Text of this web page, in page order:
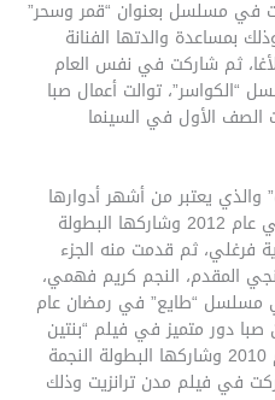
في مسلسل بعنوان “قمر وسحر”
تم عرضه في عام 1998 وذلك بمساعدة والدتها الفنانة
ثم شاركت في نفس العام
توالت أعمال صبا
الأول في السينما
يعتبر من أشهر أدوارها
والذي تم عرض الجزء الأول منه في عام 2012 وشاركها البطولة
فرغلي، ثم قدمت منه الجزء
المقدم، النجم كريم فهمي،
مسلسل “طايع” في رمضان عام
صبا دور متميز في فيلم “بنتين
في فيلم مدن ترانزيت وذلك